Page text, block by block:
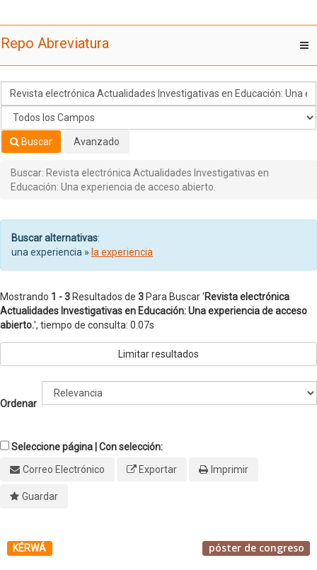
Actualidades Investigativas en Educación: Una experiencia de acceso
Repo Abreviatura
Buscar Avanzado
Buscar: Revista electrónica Actualidades Investigativas en
Educación: Una experiencia de acceso abierto.
Buscar alternativas:
una experiencia » la experiencia
Mostrando 1 - 3 Resultados de 3 Para Buscar 'Revista electrónica
Actualidades Investigativas en Educación: Una experiencia de acceso
abierto.', tiempo de consulta: 0.07s
Limitar resultados
Ordenar
Seleccione página | Con selección:
Correo Electrónico
Exportar Imprimir
Guardar
KÉRWÁ póster de congreso